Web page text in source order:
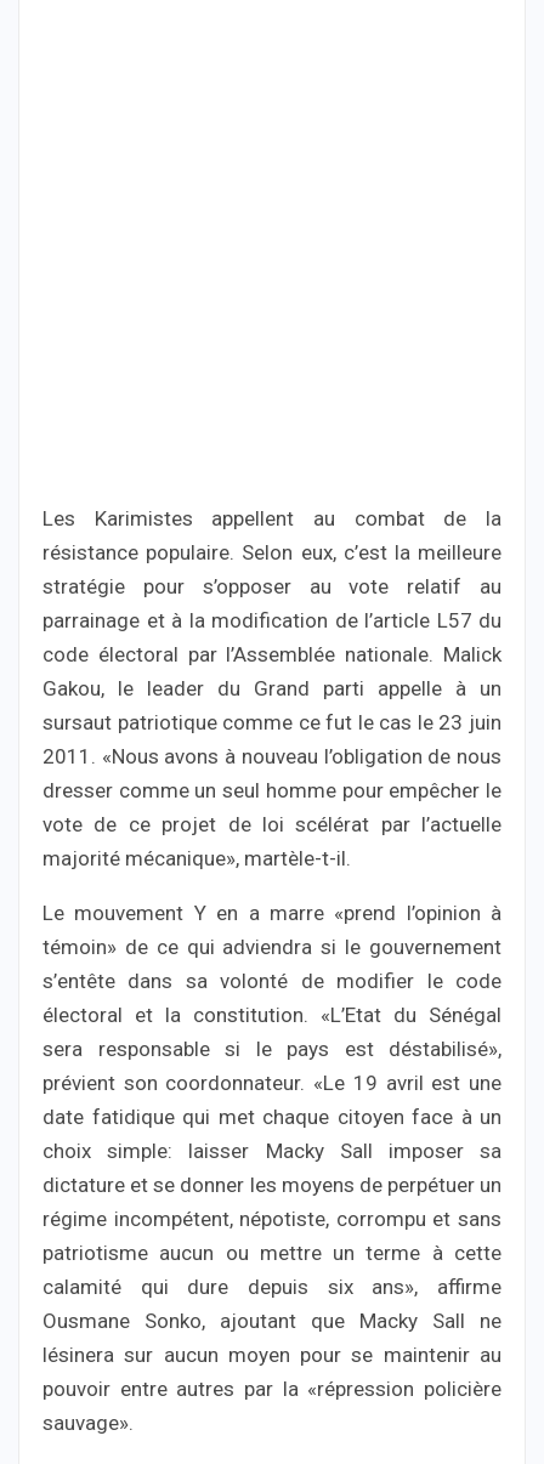
Les Karimistes appellent au combat de la
résistance populaire. Selon eux, c’est la meilleure
stratégie pour s’opposer au vote relatif au
parrainage et à la modification de l’article L57 du
code électoral par l’Assemblée nationale. Malick
Gakou, le leader du Grand parti appelle à un
sursaut patriotique comme ce fut le cas le 23 juin
2011. «Nous avons à nouveau l’obligation de nous
dresser comme un seul homme pour empêcher le
vote de ce projet de loi scélérat par l’actuelle
majorité mécanique», martèle-t-il.
Le mouvement Y en a marre «prend l’opinion à
témoin» de ce qui adviendra si le gouvernement
s’entête dans sa volonté de modifier le code
électoral et la constitution. «L’Etat du Sénégal
sera responsable si le pays est déstabilisé»,
prévient son coordonnateur. «Le 19 avril est une
date fatidique qui met chaque citoyen face à un
choix simple: laisser Macky Sall imposer sa
dictature et se donner les moyens de perpétuer un
régime incompétent, népotiste, corrompu et sans
patriotisme aucun ou mettre un terme à cette
calamité qui dure depuis six ans», affirme
Ousmane Sonko, ajoutant que Macky Sall ne
lésinera sur aucun moyen pour se maintenir au
pouvoir entre autres par la «répression policière
sauvage».